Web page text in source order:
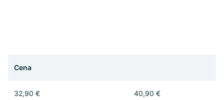
Cena
32,90 € 40,90 €